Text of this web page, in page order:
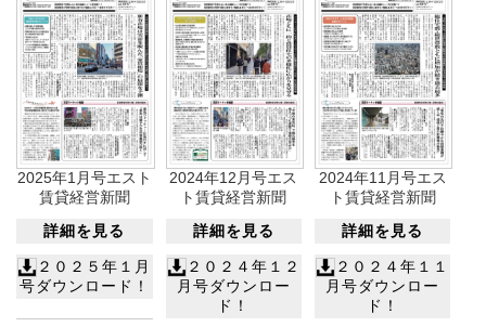
2025年1月号エスト
賃貸経営新聞
詳細を見る
２０２５年１月
号ダウンロード！
2024年12月号エス
ト賃貸経営新聞
詳細を見る
２０２４年１２
月号ダウンロー
ド！
2024年11月号エス
ト賃貸経営新聞
詳細を見る
２０２４年１１
月号ダウンロー
ド！